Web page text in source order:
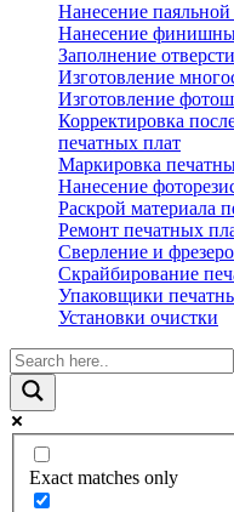
Нанесение
Нанесение
Заполнение
Изготовление
Изготовление
Корректировка
печатных плат
Маркировка
Нанесение
Раскрой материала
Ремонт печатных
Сверление и
Скрайбирование
Упаковщики
Установки очистки
Exact matches only